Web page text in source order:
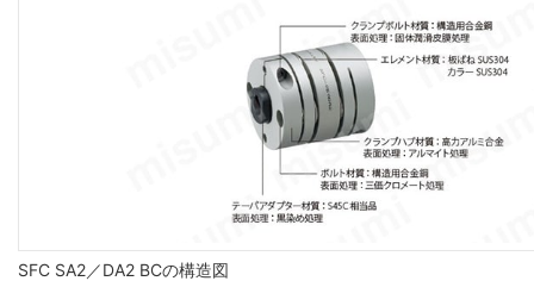
SFC SA2／DA2 BCの構造図